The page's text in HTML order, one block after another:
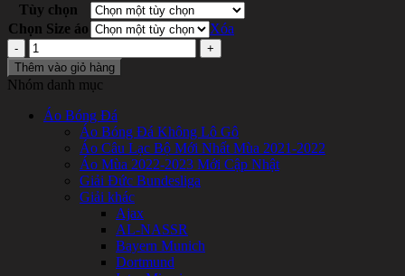
từ
200.000 ₫
đến
230.000 ₫
Tùy chọn
Chọn Size áo
Xóa
ÁO
TRẺ
EM
ĐỨC
SÂN
NHÀ
Thêm vào giỏ hàng
Nhóm danh mục
Áo Bóng Đá
Áo Bóng Đá Không Lô Gô
Áo Câu Lạc Bộ Mới Nhất Mùa 2021-2022
Áo Mùa 2022-2023 Mới Cập Nhật
Giải Đức Bundesliga
Giải khác
Ajax
AL-NASSR
Bayern Munich
Dortmund